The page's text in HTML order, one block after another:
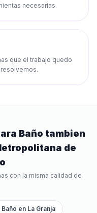
necesarias.
que el trabajo quedo
Baño tambien
de
con la misma calidad de
en La Granja